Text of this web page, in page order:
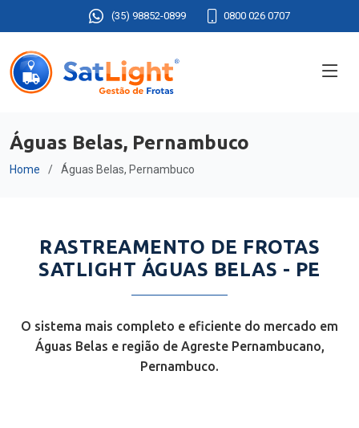
(35) 98852-0899 0800 026 0707
Águas Belas, Pernambuco
Home Águas Belas, Pernambuco
RASTREAMENTO DE FROTAS
SATLIGHT ÁGUAS BELAS - PE
O sistema mais completo e eficiente do mercado em
Águas Belas e região de Agreste Pernambucano,
Pernambuco.